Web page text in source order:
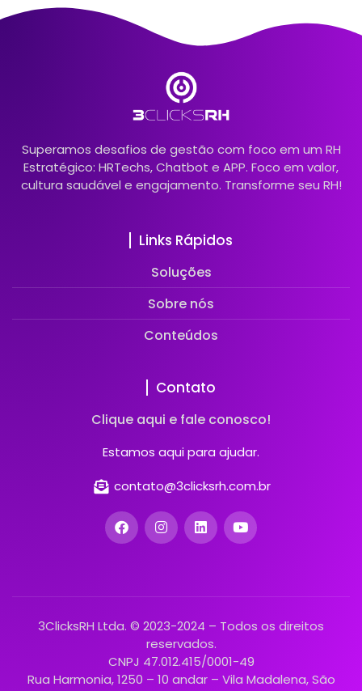
Superamos desafios de gestão com foco em um RH
Estratégico: HRTechs, Chatbot e APP. Foco em valor,
cultura saudável e engajamento. Transforme seu RH!
Links Rápidos
Soluções
Sobre nós
Conteúdos
Contato
Clique aqui e fale conosco!
Estamos aqui para ajudar.
contato@3clicksrh.com.br
3ClicksRH Ltda. © 2023-2024 – Todos os direitos
reservados.
CNPJ 47.012.415/0001-49
Rua Harmonia, 1250 – 10 andar – Vila Madalena, São